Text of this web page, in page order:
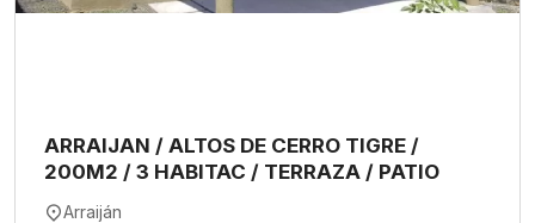
ARRAIJAN / ALTOS DE CERRO TIGRE /
200M2 / 3 HABITAC / TERRAZA / PATIO
Arraiján